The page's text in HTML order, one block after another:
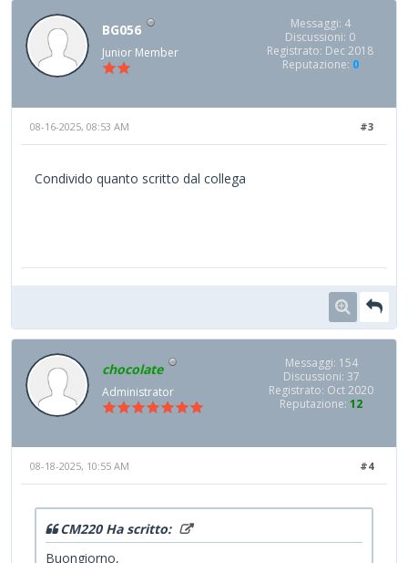
BG056
Junior Member
Messaggi: 4
Discussioni: 0
Registrato: Dec 2018
Reputazione: 0
#3
08-16-2025, 08:53 AM
Condivido quanto scritto dal collega
chocolate
Administrator
Messaggi: 154
Discussioni: 37
Registrato: Oct 2020
Reputazione: 12
#4
08-18-2025, 10:55 AM
CM220 Ha scritto:
Buongiorno,